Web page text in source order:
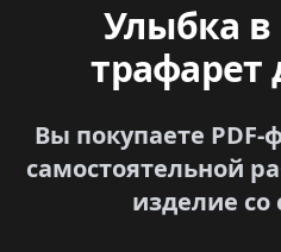
Улыбка
трафарет
Вы покупаете
самостоятельной
изделие со